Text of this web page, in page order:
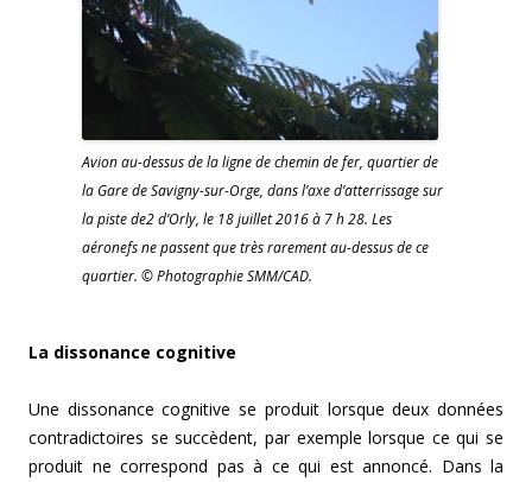
Avion au-dessus de la ligne de chemin de fer, quartier de
la Gare de Savigny-sur-Orge, dans l’axe d’atterrissage sur
la piste de2 d’Orly, le 18 juillet 2016 à 7 h 28. Les
aéronefs ne passent que très rarement au-dessus de ce
quartier. © Photographie SMM/CAD.
La dissonance cognitive
Une dissonance cognitive se produit lorsque deux données
contradictoires se succèdent, par exemple lorsque ce qui se
produit ne correspond pas à ce qui est annoncé. Dans la